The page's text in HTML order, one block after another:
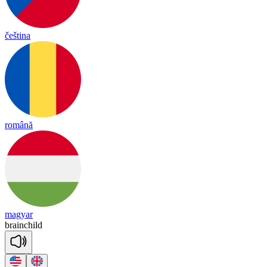
čeština
română
magyar
brainchild